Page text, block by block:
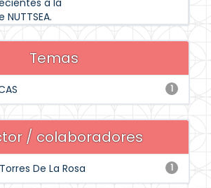
a la
Temas
1
/ colaboradores
1
De La Rosa